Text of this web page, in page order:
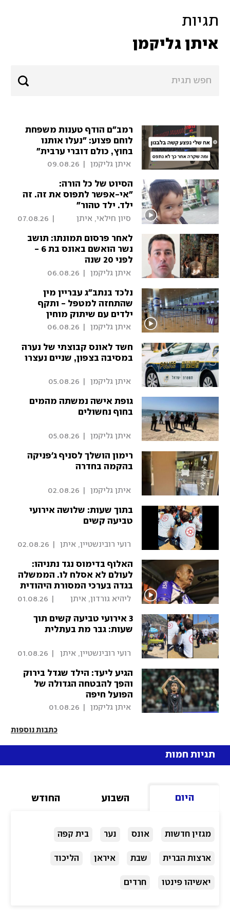
תגיות
איתן גליקמן
רמב"ם הודף טענות משפחת
לוחם פצוע: "נעלו אותנו
בחוץ, כולם דוברי ערבית"
איתן גליקמן 09.08.26
הסיוט של כל הורה:
"אי-אפשר לתפוס את זה. זה
ילד. ילד טהור"
סיון חילאי, איתן
07.08.26
לאחר פרסום תמונתו: תושב
נשר הואשם באונס בת 6 -
לפני 20 שנה
איתן גליקמן 06.08.26
נלכד בנתב"ג עבריין מין
שהתחזה למטפל - ותקף
ילדים עם שיתוק מוחין
איתן גליקמן 06.08.26
חשד לאונס קבוצתי של נערה
במסיבה בצפון, שניים נעצרו
איתן גליקמן 05.08.26
גופת אישה נמשתה מהמים
בחוף נחשולים
איתן גליקמן 05.08.26
רימון הושלך לסניף ג'פניקה
בהקמה בחדרה
איתן גליקמן 02.08.26
בתוך שעות: שלושה אירועי
טביעה קשים
רועי רובינשטיין, איתן
02.08.26
האלוף בדימוס נגד נתניהו:
לעולם לא אסלח לו. הממשלה
בגדה בערכי המסורת היהודית
ליהיא גורדון, איתן
01.08.26
3 אירועי טביעה קשים תוך
שעות: גבר מת בעתלית
רועי רובינשטיין, איתן
01.08.26
הגיע ליעד: הילד שגדל בירוק
והפך להבטחה הגדולה של
הפועל חיפה
איתן גליקמן 01.08.26
כתבות נוספות
תגיות חמות
היום השבוע החודש
מגזין חדשות אונס נער בית קפה
ארצות הברית שבת איראן הליכוד
יאשיהו פינטו חרדים